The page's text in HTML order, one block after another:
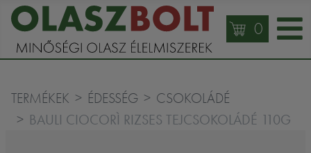
0
TERMÉKEK ÉDESSÉG CSOKOLÁDÉ
BAULI CIOCORÌ RIZSES TEJCSOKOLÁDÉ 110G